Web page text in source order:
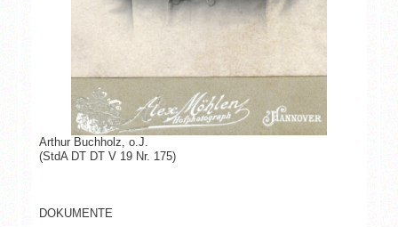
Arthur Buchholz, o.J.
(StdA DT DT V 19 Nr. 175)
DOKUMENTE